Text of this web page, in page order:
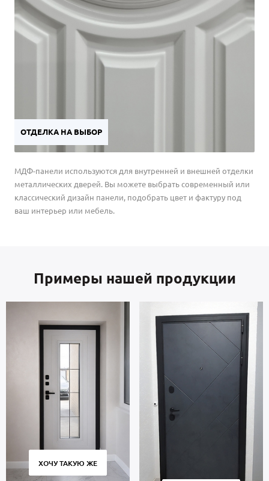
ОТДЕЛКА НА ВЫБОР
МДФ-панели используются для внутренней и внешней отделки
металлических дверей. Вы можете выбрать современный или
классический дизайн панели, подобрать цвет и фактуру под
ваш интерьер или мебель.
Примеры нашей продукции
ХОЧУ ТАКУЮ ЖЕ